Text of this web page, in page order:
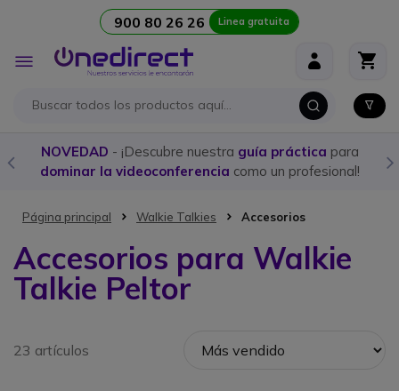
900 80 26 26 Linea gratuita
Toggle
Nav
NOVEDAD - ¡Descubre nuestra guía práctica para
dominar la videoconferencia como un profesional!
Página principal Walkie Talkies Accesorios
Accesorios para Walkie
Talkie Peltor
23 artículos